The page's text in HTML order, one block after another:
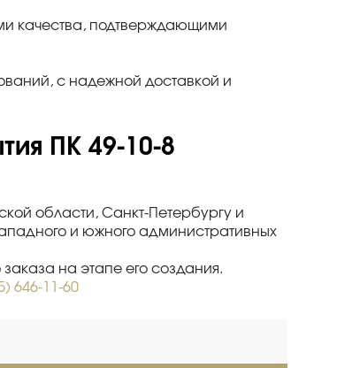
качества, подтверждающими
с надежной доставкой и
ПК 49-10-8
области, Санкт-Петербургу и
и южного административных
на этапе его создания.
646-11-60